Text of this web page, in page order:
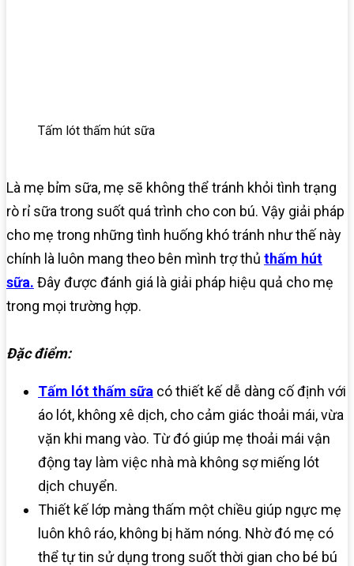
Tấm lót thấm hút sữa
Là mẹ bỉm sữa, mẹ sẽ không thể tránh khỏi tình trạng
rò rỉ sữa trong suốt quá trình cho con bú. Vậy giải pháp
cho mẹ trong những tình huống khó tránh như thế này
chính là luôn mang theo bên mình trợ thủ thấm hút
sữa. Đây được đánh giá là giải pháp hiệu quả cho mẹ
trong mọi trường hợp.
Đặc điểm:
Tấm lót thấm sữa có thiết kế dễ dàng cố định với
áo lót, không xê dịch, cho cảm giác thoải mái, vừa
vặn khi mang vào. Từ đó giúp mẹ thoải mái vận
động tay làm việc nhà mà không sợ miếng lót
dịch chuyển.
Thiết kế lớp màng thấm một chiều giúp ngực mẹ
luôn khô ráo, không bị hăm nóng. Nhờ đó mẹ có
thể tự tin sử dụng trong suốt thời gian cho bé bú